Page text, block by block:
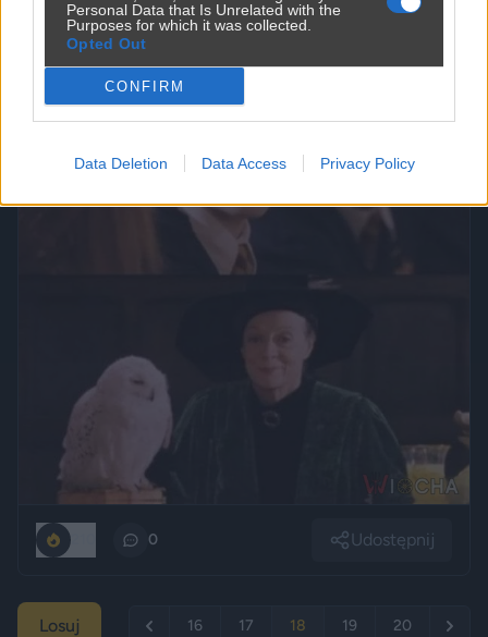
Personal Data that Is Unrelated with the
Purposes for which it was collected.
Opted Out
CONFIRM
Data Deletion Data Access Privacy Policy
0 Udostępnij
Losuj 16 17 18 19 20